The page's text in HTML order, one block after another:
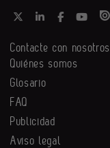
Contacte con nosotros
Quiénes somos
Glosario
FAQ
Publicidad
Aviso legal